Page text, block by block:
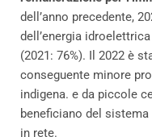
dell’anno precedente,
dell’energia
(2021: 76%). Il 2022 è
conseguente minore
indigena. e da piccole
beneficiano del
in rete.